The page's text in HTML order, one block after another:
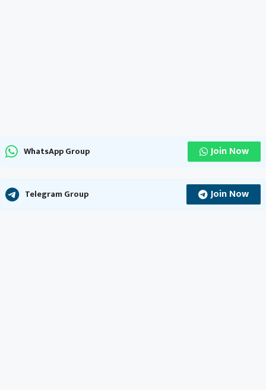
WhatsApp Group Join Now
Telegram Group Join Now